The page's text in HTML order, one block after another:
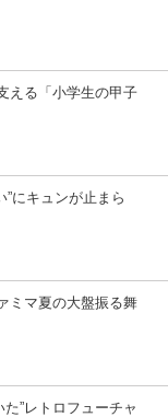
える「小学生の甲子
にキュンが止まら
ミマ夏の大盤振る舞
”レトロフューチャ